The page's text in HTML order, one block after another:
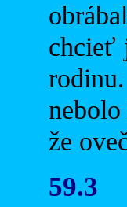
chcieť
že
59.3